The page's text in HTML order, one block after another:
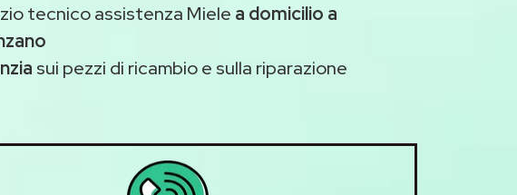
tecnico assistenza Miele a domicilio a
sui pezzi di ricambio e sulla riparazione